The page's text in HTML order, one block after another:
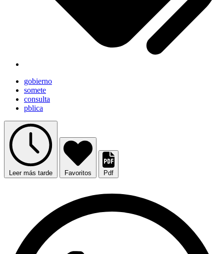
gobierno
somete
consulta
pblica
Leer más tarde Favoritos Pdf